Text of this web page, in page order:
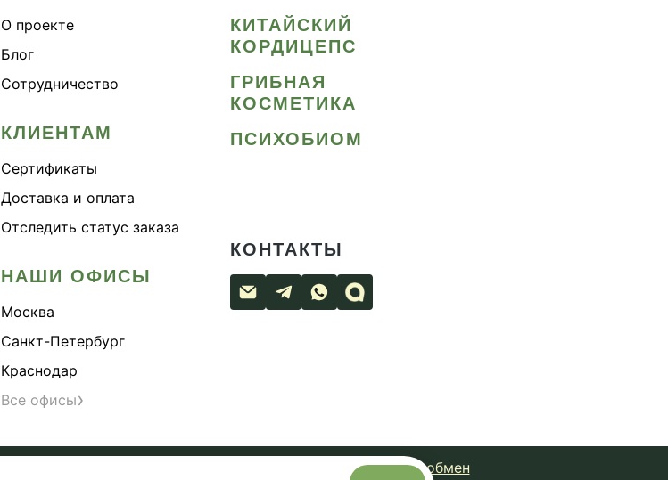
О проекте
Блог
Сотрудничество
КЛИЕНТАМ
Сертификаты
Доставка и оплата
Отследить статус заказа
НАШИ ОФИСЫ
Москва
Санкт-Петербург
Краснодар
Все офисы›
КИТАЙСКИЙ
КОРДИЦЕПС
ГРИБНАЯ
КОСМЕТИКА
ПСИХОБИОМ
КОНТАКТЫ
Возврат и обмен